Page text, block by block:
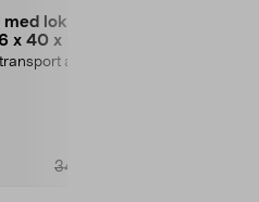
lokk og
x 40 x 67
av tøy
349,90